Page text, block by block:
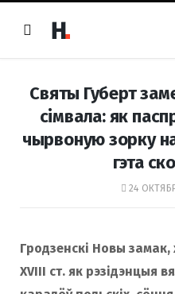
Святы Губерт
сімвала: як
чырвоную зорку
гэта
24
Гродзенскі Новы
XVIII ст. як рэзідэнцыя